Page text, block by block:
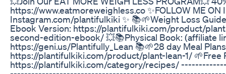
https://www.eatmoreweighless.co ✨FOLLOW ME ON
Instagram.com/plantifulkiki ✨ 📚🌱Weight Loss
Ebook Version: https://plantifulkiki.com/product/
second-edition-ebook/ 💥📚Physical Book: (affiliate
https://geni.us/Plantifully_Lean 📚🌱28 day Meal
https://plantifulkiki.com/product/plant-lean-1/ 🌱Free
https://plantifulkiki.com/category/recipes/